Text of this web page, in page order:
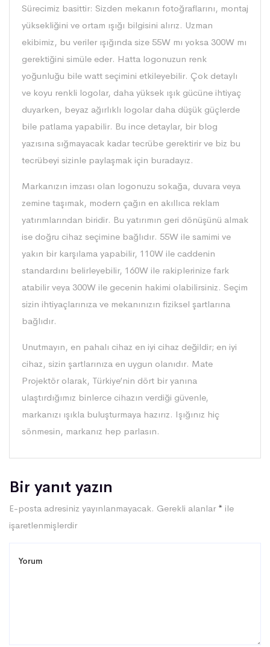
Sürecimiz basittir: Sizden mekanın fotoğraflarını, montaj
yüksekliğini ve ortam ışığı bilgisini alırız. Uzman
ekibimiz, bu veriler ışığında size 55W mı yoksa 300W mı
gerektiğini simüle eder. Hatta logonuzun renk
yoğunluğu bile watt seçimini etkileyebilir. Çok detaylı
ve koyu renkli logolar, daha yüksek ışık gücüne ihtiyaç
duyarken, beyaz ağırlıklı logolar daha düşük güçlerde
bile patlama yapabilir. Bu ince detaylar, bir blog
yazısına sığmayacak kadar tecrübe gerektirir ve biz bu
tecrübeyi sizinle paylaşmak için buradayız.
Markanızın imzası olan logonuzu sokağa, duvara veya
zemine taşımak, modern çağın en akıllıca reklam
yatırımlarından biridir. Bu yatırımın geri dönüşünü almak
ise doğru cihaz seçimine bağlıdır. 55W ile samimi ve
yakın bir karşılama yapabilir, 110W ile caddenin
standardını belirleyebilir, 160W ile rakiplerinize fark
atabilir veya 300W ile gecenin hakimi olabilirsiniz. Seçim
sizin ihtiyaçlarınıza ve mekanınızın fiziksel şartlarına
bağlıdır.
Unutmayın, en pahalı cihaz en iyi cihaz değildir; en iyi
cihaz, sizin şartlarınıza en uygun olanıdır. Mate
Projektör olarak, Türkiye’nin dört bir yanına
ulaştırdığımız binlerce cihazın verdiği güvenle,
markanızı ışıkla buluşturmaya hazırız. Işığınız hiç
sönmesin, markanız hep parlasın.
Bir yanıt yazın
E-posta adresiniz yayınlanmayacak. Gerekli alanlar * ile
işaretlenmişlerdir